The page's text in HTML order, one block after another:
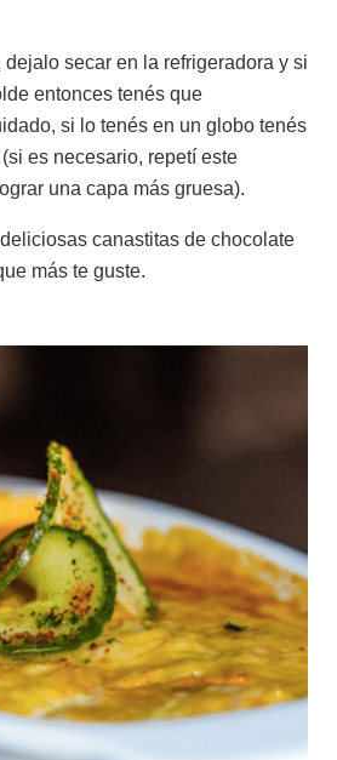
secar en la refrigeradora y si
entonces tenés que
si lo tenés en un globo tenés
es necesario, repetí este
una capa más gruesa).
canastitas de chocolate
más te guste.